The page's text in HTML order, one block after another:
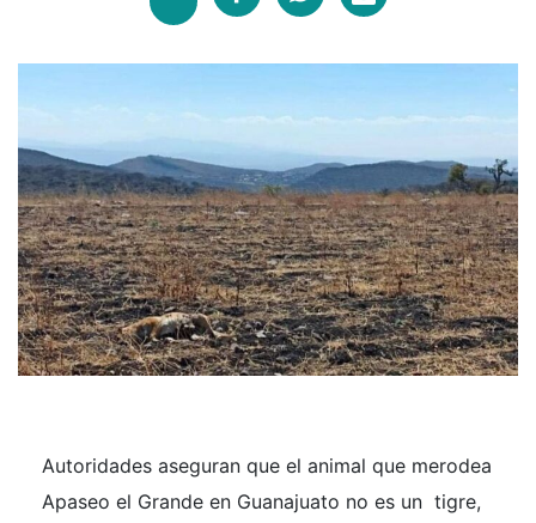
Autoridades aseguran que el animal que merodea
Apaseo el Grande en Guanajuato no es un tigre,